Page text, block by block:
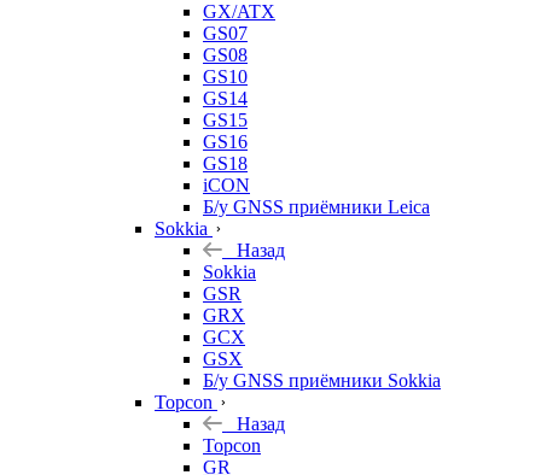
GX/ATX
GS07
GS08
GS10
GS14
GS15
GS16
GS18
iCON
Б/у GNSS приёмники Leica
Sokkia
Назад
Sokkia
GSR
GRX
GCX
GSX
Б/у GNSS приёмники Sokkia
Topcon
Назад
Topcon
GR